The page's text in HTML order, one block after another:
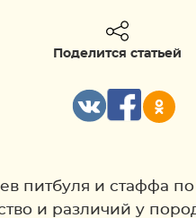
Поделится статьей
питбуля и стаффа
и различий у